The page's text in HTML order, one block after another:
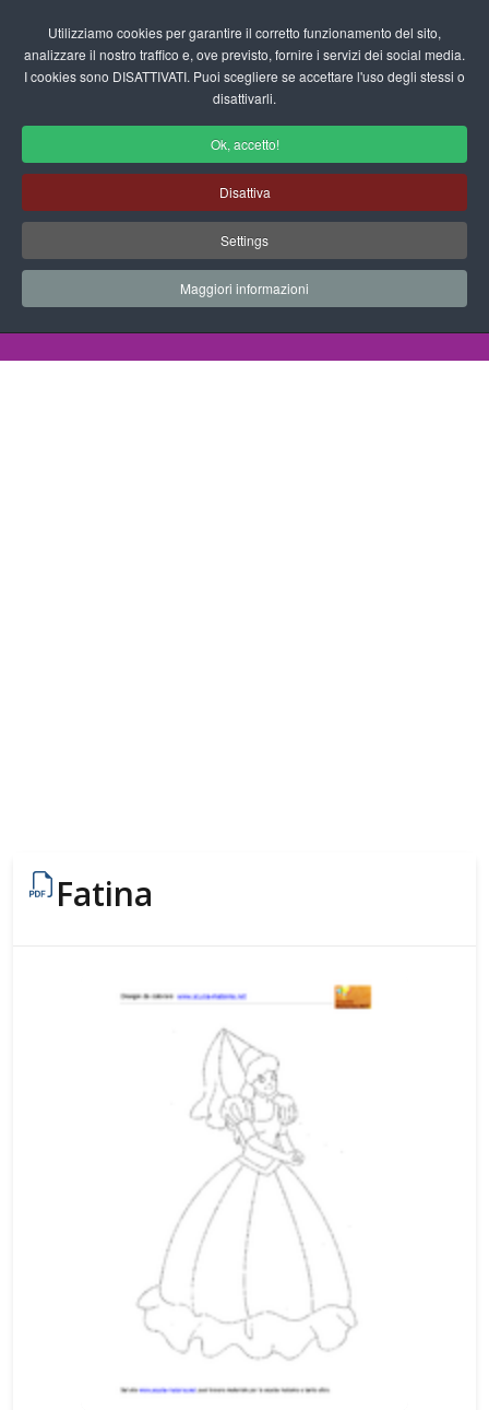
Utilizziamo cookies per garantire il corretto funzionamento del sito,
analizzare il nostro traffico e, ove previsto, fornire i servizi dei social media.
I cookies sono DISATTIVATI. Puoi scegliere se accettare l'uso degli stessi o
disattivarli.
Ok, accetto!
Disattiva
Settings
Maggiori informazioni
fas
Disegni da Colorare Medioevo
Progetti Didattici, Disegni, Schede
Didattiche e tanto altro ancora.
Disegni da Colorare
Fatina